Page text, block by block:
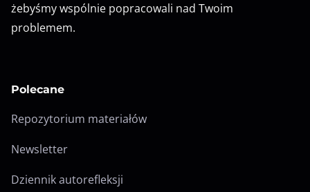
żebyśmy wspólnie popracowali nad Twoim
problemem.
Polecane
Repozytorium materiałów
Newsletter
Dziennik autorefleksji